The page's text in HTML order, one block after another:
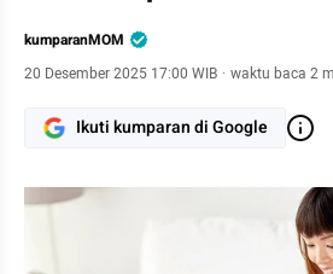
kumparanMOM
20 Desember 2025 17:00 WIB · waktu baca 2
Ikuti kumparan di Google